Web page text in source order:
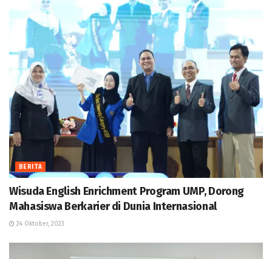
BERITA
Wisuda English Enrichment Program UMP, Dorong
Mahasiswa Berkarier di Dunia Internasional
24 Oktober, 2023